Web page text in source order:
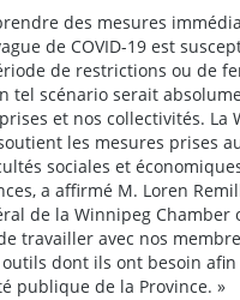
des mesures
de COVID-19 est
de restrictions ou de
tel scénario serait
et nos collectivités. La
les mesures prises
sociales et
a affirmé M. Loren
de la Winnipeg Chamber
travailler avec nos
dont ils ont besoin afin
publique de la Province. »